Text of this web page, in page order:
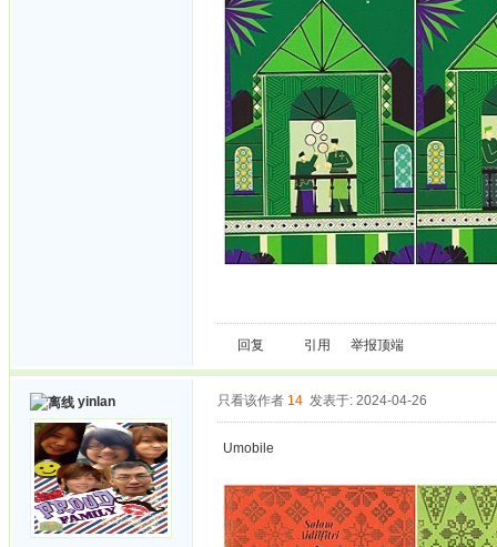
回复 引用 举报顶端
yinlan 只看该作者 14 发表于: 2024-04-26
Umobile